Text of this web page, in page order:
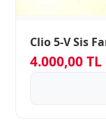
Clio 5-V Sis
4.000,00 TL